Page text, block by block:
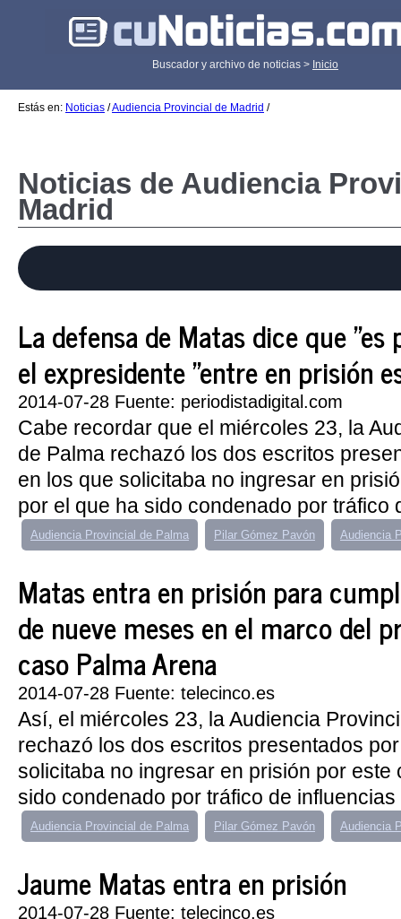
Buscador y archivo de noticias > Inicio
Estás en: Noticias /Audiencia Provincial de Madrid /
Noticias de Audiencia
Madrid
La defensa de Matas dice que "es
el expresidente "entre en prisión
2014-07-28 Fuente: periodistadigital.com
Cabe recordar que el miércoles 23, la
de Palma rechazó los dos escritos
en los que solicitaba no ingresar en
por el que ha sido condenado por tráfico
Audiencia Provincial de Palma Pilar Gómez Pavón Audiencia
Matas entra en prisión para
de nueve meses en el marco del
caso Palma Arena
2014-07-28 Fuente: telecinco.es
Así, el miércoles 23, la Audiencia
rechazó los dos escritos presentados
solicitaba no ingresar en prisión por este
sido condenado por tráfico de influencias
Audiencia Provincial de Palma Pilar Gómez Pavón Audiencia
Jaume Matas entra en prisión
2014-07-28 Fuente: telecinco.es